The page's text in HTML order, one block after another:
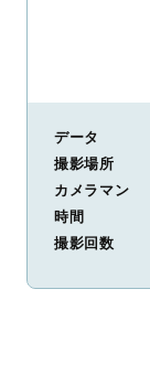
データ
撮影場所
カメラマン
時間
撮影回数